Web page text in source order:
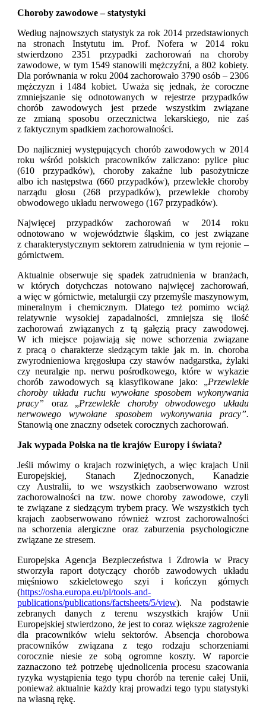
Choroby zawodowe – statystyki
Według najnowszych statystyk za rok 2014 przedstawionych
na stronach Instytutu im. Prof. Nofera w 2014 roku
stwierdzono 2351 przypadki zachorowań na choroby
zawodowe, w tym 1549 stanowili mężczyźni, a 802 kobiety.
Dla porównania w roku 2004 zachorowało 3790 osób – 2306
mężczyzn i 1484 kobiet. Uważa się jednak, że coroczne
zmniejszanie się odnotowanych w rejestrze przypadków
chorób zawodowych jest przede wszystkim związane
ze zmianą sposobu orzecznictwa lekarskiego, nie zaś
z faktycznym spadkiem zachorowalności.
Do najliczniej występujących chorób zawodowych w 2014
roku wśród polskich pracowników zaliczano: pylice płuc
(610 przypadków), choroby zakaźne lub pasożytnicze
albo ich następstwa (660 przypadków), przewlekłe choroby
narządu głosu (268 przypadków), przewlekłe choroby
obwodowego układu nerwowego (167 przypadków).
Najwięcej przypadków zachorowań w 2014 roku
odnotowano w województwie śląskim, co jest związane
z charakterystycznym sektorem zatrudnienia w tym rejonie –
górnictwem.
Aktualnie obserwuje się spadek zatrudnienia w branżach,
w których dotychczas notowano najwięcej zachorowań,
a więc w górnictwie, metalurgii czy przemyśle maszynowym,
mineralnym i chemicznym. Dlatego też pomimo wciąż
relatywnie wysokiej zapadalności, zmniejsza się ilość
zachorowań związanych z tą gałęzią pracy zawodowej.
W ich miejsce pojawiają się nowe schorzenia związane
z pracą o charakterze siedzącym takie jak m. in. choroba
zwyrodnieniowa kręgosłupa czy stawów nadgarstka, żylaki
czy neuralgie np. nerwu pośrodkowego, które w wykazie
chorób zawodowych są klasyfikowane jako: „Przewlekłe
choroby układu ruchu wywołane sposobem wykonywania
pracy” oraz „Przewlekłe choroby obwodowego układu
nerwowego wywołane sposobem wykonywania pracy”.
Stanowią one znaczny odsetek corocznych zachorowań.
Jak wypada Polska na tle krajów Europy i świata?
Jeśli mówimy o krajach rozwiniętych, a więc krajach Unii
Europejskiej, Stanach Zjednoczonych, Kanadzie
czy Australii, to we wszystkich zaobserwowano wzrost
zachorowalności na tzw. nowe choroby zawodowe, czyli
te związane z siedzącym trybem pracy. We wszystkich tych
krajach zaobserwowano również wzrost zachorowalności
na schorzenia alergiczne oraz zaburzenia psychologiczne
związane ze stresem.
Europejska Agencja Bezpieczeństwa i Zdrowia w Pracy
stworzyła raport dotyczący chorób zawodowych układu
mięśniowo szkieletowego szyi i kończyn górnych
(https://osha.europa.eu/pl/tools-and-
publications/publications/factsheets/5/view). Na podstawie
zebranych danych z terenu wszystkich krajów Unii
Europejskiej stwierdzono, że jest to coraz większe zagrożenie
dla pracowników wielu sektorów. Absencja chorobowa
pracowników związana z tego rodzaju schorzeniami
corocznie niesie ze sobą ogromne koszty. W raporcie
zaznaczono też potrzebę ujednolicenia procesu szacowania
ryzyka wystąpienia tego typu chorób na terenie całej Unii,
ponieważ aktualnie każdy kraj prowadzi tego typu statystyki
na własną rękę.